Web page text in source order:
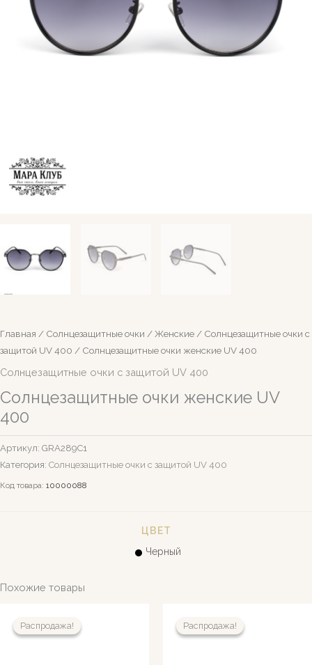
Главная / Солнцезащитные очки / Женские / Солнцезащитные очки c
защитой UV 400 / Солнцезащитные очки женские UV 400
Солнцезащитные очки c защитой UV 400
Солнцезащитные очки женские UV
400
Артикул: GRA289C1
Категория: Солнцезащитные очки c защитой UV 400
Код товара: 10000088
ЦВЕТ
Черный
Похожие товары
Распродажа!
Распродажа! Распродажа!
Распродажа!